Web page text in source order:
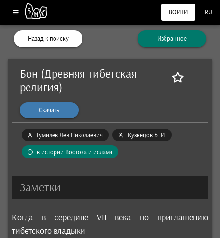
ВОЙТИ RU
Назад к поиску Избранное
Бон (Древняя тибетская
религия)
Скачать
Гумилев Лев Николаевич Кузнецов Б. И.
в истории Востока и ислама
Заметки
Когда в середине VII века по приглашению
тибетского владыки